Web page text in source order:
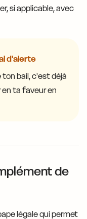
si applicable, avec
d'alerte
bail, c'est déjà
en ta faveur en
de
légale qui permet